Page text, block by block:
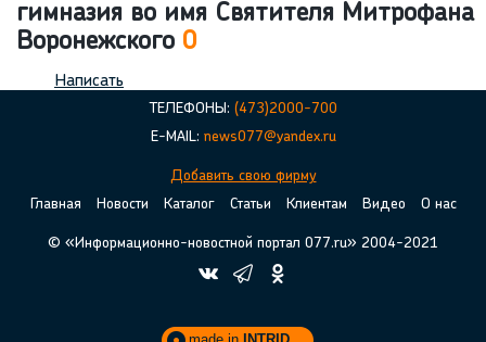
гимназия во имя Святителя Митрофана
Воронежского 0
Написать
ТЕЛЕФОНЫ: (473)2000-700
E-MAIL: news077@yandex.ru
Добавить свою фирму
Главная
Новости Каталог Статьи Клиентам Видео О нас
© «Информационно-новостной портал 077.ru» 2004-2021